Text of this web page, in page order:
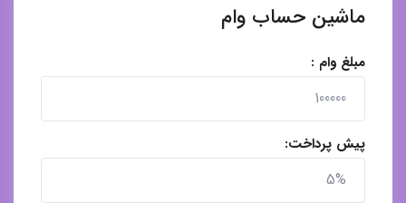
ماشین حساب وام
مبلغ وام :
پیش پرداخت: